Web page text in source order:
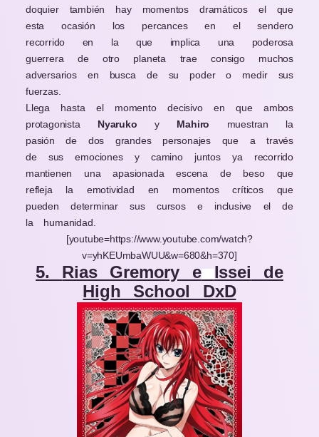
doquier también hay momentos dramáticos el que
esta ocasión los percances en el sendero
recorrido en la que implica una poderosa
guerrera de otro planeta trae consigo muchos
adversarios en busca de su poder o medir sus
fuerzas.
Llega hasta el momento decisivo en que ambos
protagonista Nyarukoy Mahiro muestran la
pasión de dos grandes personajes que a través
de sus emociones y camino juntos ya recorrido
mantienen una apasionada escena de beso que
refleja la emotividad en momentos críticos que
pueden determinar sus cursos e inclusive el de
la humanidad.
[youtube=https://www.youtube.com/watch?
v=yhKEUmbaWUU&w=680&h=370]
5. Rias Gremory e Issei de
High School DxD